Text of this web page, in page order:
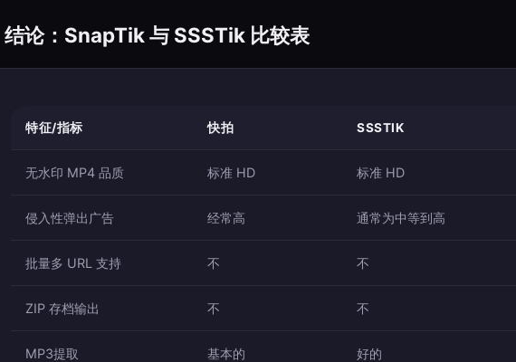
结论：SnapTik 与 SSSTik 比较表
特征/指标 快拍 SSSTIK
无水印 MP4 品质 标准 HD 标准 HD
侵入性弹出广告 经常高 通常为中等到高
批量多 URL 支持 不 不
ZIP 存档输出 不 不
MP3提取 基本的 好的